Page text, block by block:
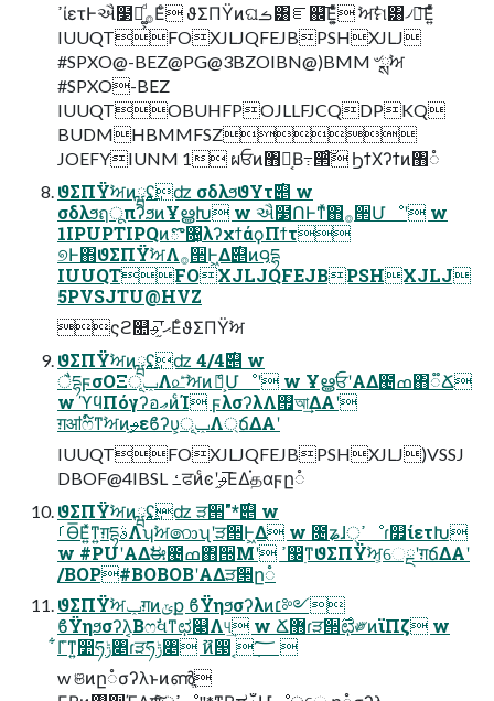
ߴίετͰઐ໳Ո͚͕ͩ࡞Εͨ ϑΣΠΫͷଘࡏ͸ೝ஌͞Ε͍͕ͯͨ ࣸਅࣗମ͸৴༻͞Ε͍ͯͨ
IUUQTFOXJLJQFEJBPSHXJLJ
#SPXO@-BEZ@PG@3BZOIBN@)BMM ৺ྶࣸਅ
#SPXO-BEZ
IUUQTOBUHFPOJLLFJCQDPKQ
BUDMHBMMFSZ
JOEFYIUNM 1 ผਓͷ঻૾͔Β߹੒ͨ͠ ϦϯΧʔϯͷ঻૾
ϑΣΠΫࣸਅͷྺ࢙ʢʣ σδλϧϑΥτ࣌୅ w
σδλϧฤूπʔϧͷҰൠԽ w ઐ໳ՈͰͳͯ͘΋࡞੒Մೳʹ w
1IPUPTIPQͷొ৔͕λʔχϯάϙΠϯτ
୭Ͱ΋ϑΣΠΫࣸਅΛ࡞੒Ͱ͖Δ࣌୅ͷ౸དྷ
IUUQTFOXJLJQFEJBPSHXJLJ
5PVSJTU@HVZ
ςϩ௚ޙʹ֦ࢄ͞ΕͨϑΣΠΫࣸਅ
ϑΣΠΫࣸਅͷྺ࢙ʢʣ 4/4࣌୅ w
ैདྷϝσΟΞݕূΛ௨ͣࣸ͞ਅͷެ։͕Մೳʹ w ҰൠਓʹΑΔ౤ߘ΋૿Ճ
w ϓϥΠόγʔอޢͷͨΊ ϝλσʔλΛ࡟আ͢ΔΑ͏ʹ
ग़ॴෆ໌ͳࣸਅͷ֦ࢄεϐʔυ͕ݕূΛ্ճΔΑ͏ʹ
IUUQTFOXJLJQFEJBPSHXJLJ)VSSJ
DBOF@4IBSL ߑਫͷͨͼʹ֦ࢄ͞ΕΔ֗தαϝը૾
ϑΣΠΫࣸਅͷྺ࢙ʢʣ ੜ੒"*࣌୅ w
ࡱӨ͞Ε͍ͯͳ͍ग़དྷࣄΛʮࣸਅ෩ʯʹੜ੒Ͱ͖Δ w ೔ʑɺߴੑೳɾ௿ίετԽ
w #PUʹΑΔࣗಈ౤ߘ΋੝Μʹ ߴ඼࣭ͳϑΣΠΫࣸਅ͕େྔʹग़ճΔΑ͏ʹ
/BOP#BOBOBʹΑΔੜ੒ը૾
ϑΣΠΫࣸਅݕग़ͷݶք ϐΫηϧσʔλͷ׆༻
ϐΫηϧσʔλ͔Βෆࣗવͳಛ௃Λ୳͢ w Ճ޻ɾੜ੒࣌ಛ༗ͷϊΠζ w
͋Γ͑ͳ͍෺ཧݱ৅ɾੜཧݱ৅ ޫͷ൓ࣹ ݂؅ 
w ଞͷը૾σʔλͱͷൺֱ